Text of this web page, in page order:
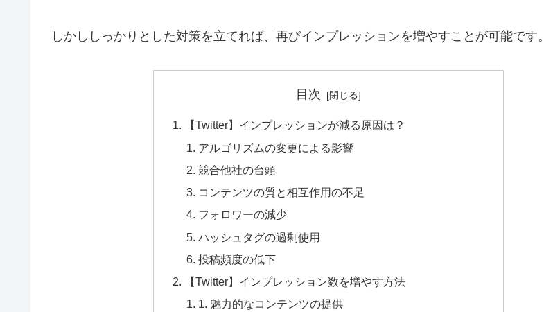
しかししっかりとした対策を立てれば、再びインプレッションを増やすことが可能です。
目次
【Twitter】インプレッションが減る原因は？
アルゴリズムの変更による影響
競合他社の台頭
コンテンツの質と相互作用の不足
フォロワーの減少
ハッシュタグの過剰使用
投稿頻度の低下
【Twitter】インプレッション数を増やす方法
1. 魅力的なコンテンツの提供